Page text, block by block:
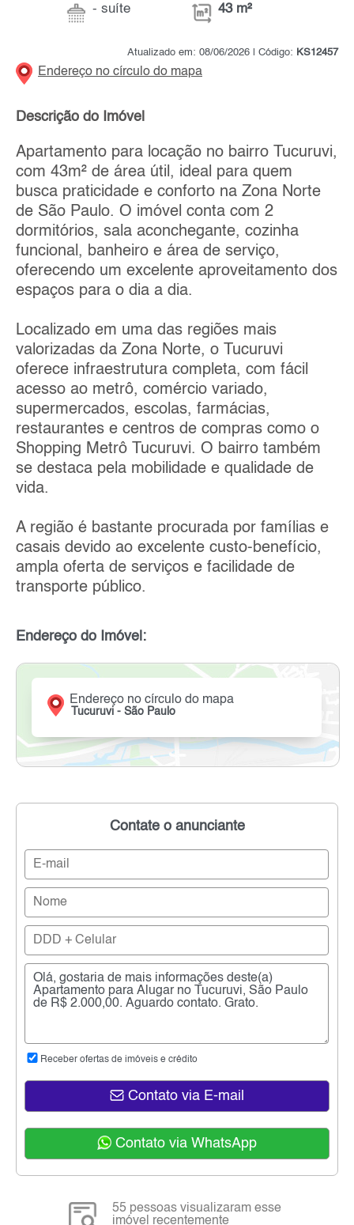
- suíte 43 m²
Atualizado em: 08/06/2026 | Código: KS12457
Endereço no círculo do mapa
Descrição do Imóvel
Apartamento para locação no bairro Tucuruvi,
com 43m² de área útil, ideal para quem
busca praticidade e conforto na Zona Norte
de São Paulo. O imóvel conta com 2
dormitórios, sala aconchegante, cozinha
funcional, banheiro e área de serviço,
oferecendo um excelente aproveitamento dos
espaços para o dia a dia.
Localizado em uma das regiões mais
valorizadas da Zona Norte, o Tucuruvi
oferece infraestrutura completa, com fácil
acesso ao metrô, comércio variado,
supermercados, escolas, farmácias,
restaurantes e centros de compras como o
Shopping Metrô Tucuruvi. O bairro também
se destaca pela mobilidade e qualidade de
vida.
A região é bastante procurada por famílias e
casais devido ao excelente custo-benefício,
ampla oferta de serviços e facilidade de
transporte público.
Endereço do Imóvel:
Endereço no círculo do mapa
Tucuruvi - São Paulo
Contate o anunciante
Receber ofertas de imóveis e crédito
Contato via E-mail
Contato via WhatsApp
55 pessoas visualizaram esse
imóvel recentemente